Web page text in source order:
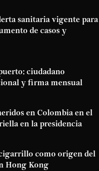
sanitaria vigente para
de casos y
ciudadano
y firma mensual
en Colombia en el
en la presidencia
como origen del
Hong Kong